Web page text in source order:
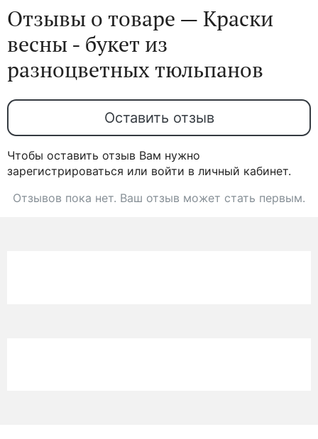
Отзывы о товаре — Краски
весны - букет из
разноцветных тюльпанов
Оставить отзыв
Чтобы оставить отзыв Вам нужно
зарегистрироваться или войти в личный кабинет.
Отзывов пока нет. Ваш отзыв может стать первым.